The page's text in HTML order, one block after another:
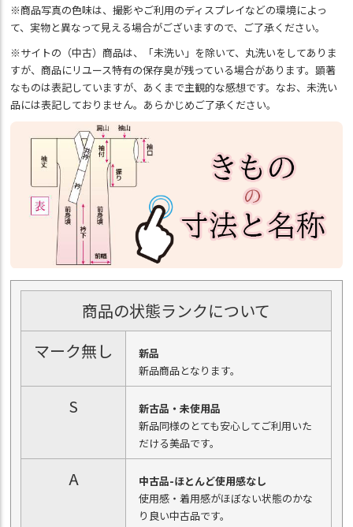
※商品写真の色味は、撮影やご利用のディスプレイなどの環境によっ
て、実物と異なって見える場合がございますので、ご了承ください。
※サイトの（中古）商品は、「未洗い」を除いて、丸洗いをしてありま
すが、商品にリユース特有の保存臭が残っている場合があります。顕著
なものは表記していますが、あくまで主観的な感想です。なお、未洗い
品には表記しておりません。あらかじめご了承ください。
商品の状態ランクについて
マーク無し
新品
新品商品となります。
S
新古品・未使用品
新品同様のとても安心してご利用いた
だける美品です。
A
中古品-ほとんど使用感なし
使用感・着用感がほぼない状態のかな
り良い中古品です。